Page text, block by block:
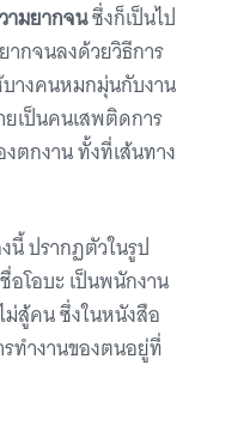
ามยากจนซึ่งก็เป็นไป
กจนลงด้วยวิธีการ
บางคนหมกมุ่นกับงาน
เป็นคนเสพติดการ
ตกงาน ทั้งที่เส้นทาง
นี้ ปรากฏตัวในรูป
โอบะ เป็นพนักงาน
สู้คน ซึ่งในหนังสือ
รทำงานของตนอยู่ที่